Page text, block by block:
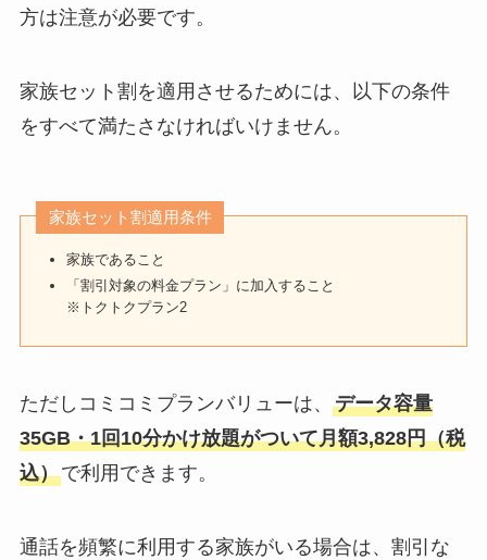
方は注意が必要です。
家族セット割を適用させるためには、以下の条件
をすべて満たさなければいけません。
家族セット割適用条件
家族であること
「割引対象の料金プラン」に加入すること
※トクトクプラン2
ただしコミコミプランバリューは、 データ容量
35GB・1回10分かけ放題がついて月額3,828円（税
込）で利用できます。
通話を頻繁に利用する家族がいる場合は、割引な